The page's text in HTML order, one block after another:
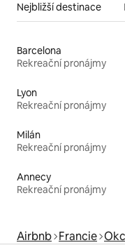
Nejbližší destinace
Barcelona
Rekreační pronájmy
Lyon
Rekreační pronájmy
Milán
Rekreační pronájmy
Annecy
Rekreační pronájmy
Airbnb Francie